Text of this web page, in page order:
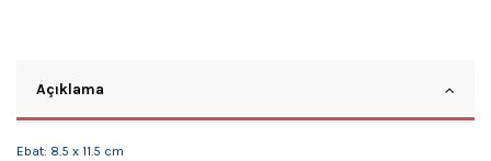
Açıklama
Ebat: 8.5 x 11.5 cm